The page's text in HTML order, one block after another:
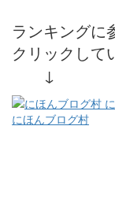
ランキングに
クリックして
↓
にほんブログ村